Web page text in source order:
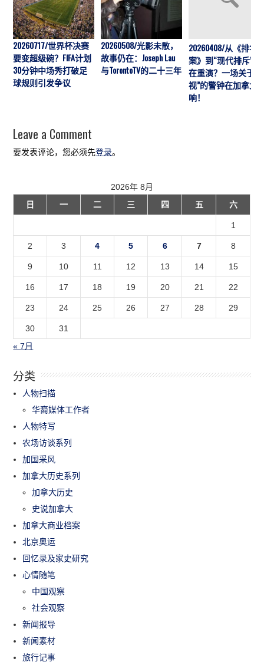
20260717/世界杯决赛
要变超级碗？FIFA计划
30分钟中场秀打破足
球规则引发争议
20260508/光影未散，
故事仍在：Joseph Lau
与TorontoTV的二十三年
20260408/从《排华
案》到“现代排斥”历
在重演？一场关于“
视”的警钟在加拿大
响！
Leave a Comment
要发表评论，您必须先登录。
2026年 8月
日
一 二 三 四 五 六
1
2 3 4 5 6 7 8
9 10 11 12 13 14 15
16 17 18 19 20 21 22
23 24 25 26 27 28 29
30
31
« 7月
分类
人物扫描
华裔媒体工作者
人物特写
农场访谈系列
加国采风
加拿大历史系列
加拿大历史
史说加拿大
加拿大商业档案
北京奥运
回忆录及家史研究
心情随笔
中国观察
社会观察
新闻报导
新闻素材
旅行记事